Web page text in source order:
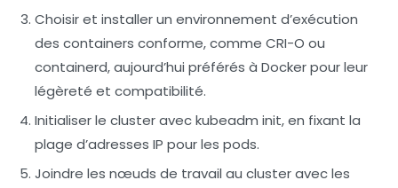
Choisir et installer un environnement d’exécution
des containers conforme, comme CRI-O ou
containerd, aujourd’hui préférés à Docker pour leur
légèreté et compatibilité.
Initialiser le cluster aveckubeadm init, en fixant la
plage d’adresses IP pour les pods.
Joindre les nœuds de travail au cluster avec les